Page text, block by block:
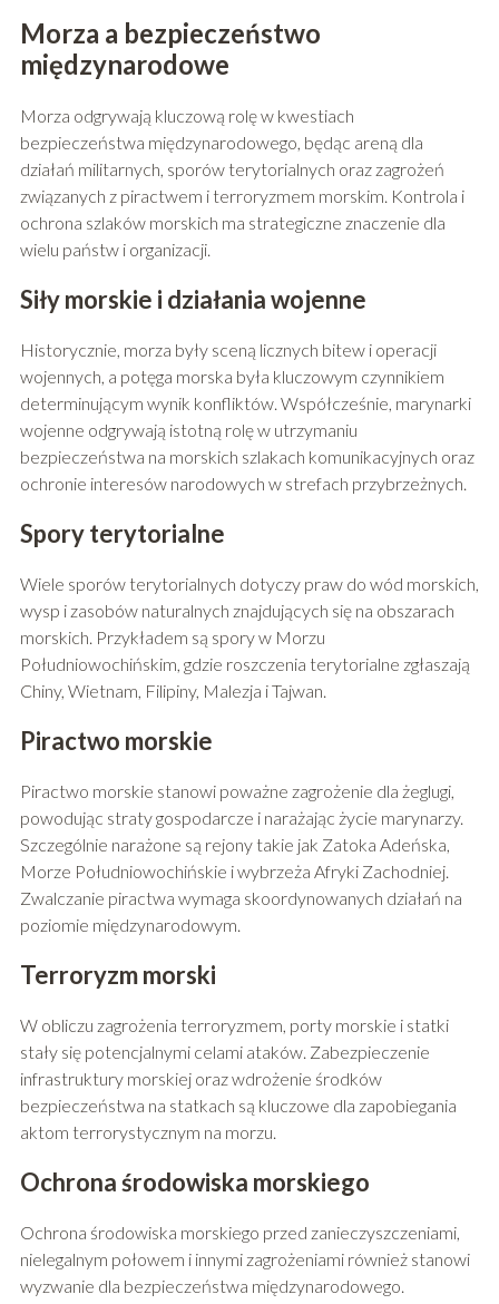
Morza a bezpieczeństwo
międzynarodowe
Morza odgrywają kluczową rolę w kwestiach
bezpieczeństwa międzynarodowego, będąc areną dla
działań militarnych, sporów terytorialnych oraz zagrożeń
związanych z piractwem i terroryzmem morskim. Kontrola i
ochrona szlaków morskich ma strategiczne znaczenie dla
wielu państw i organizacji.
Siły morskie i działania wojenne
Historycznie, morza były sceną licznych bitew i operacji
wojennych, a potęga morska była kluczowym czynnikiem
determinującym wynik konfliktów. Współcześnie, marynarki
wojenne odgrywają istotną rolę w utrzymaniu
bezpieczeństwa na morskich szlakach komunikacyjnych oraz
ochronie interesów narodowych w strefach przybrzeżnych.
Spory terytorialne
Wiele sporów terytorialnych dotyczy praw do wód morskich,
wysp i zasobów naturalnych znajdujących się na obszarach
morskich. Przykładem są spory w Morzu
Południowochińskim, gdzie roszczenia terytorialne zgłaszają
Chiny, Wietnam, Filipiny, Malezja i Tajwan.
Piractwo morskie
Piractwo morskie stanowi poważne zagrożenie dla żeglugi,
powodując straty gospodarcze i narażając życie marynarzy.
Szczególnie narażone są rejony takie jak Zatoka Adeńska,
Morze Południowochińskie i wybrzeża Afryki Zachodniej.
Zwalczanie piractwa wymaga skoordynowanych działań na
poziomie międzynarodowym.
Terroryzm morski
W obliczu zagrożenia terroryzmem, porty morskie i statki
stały się potencjalnymi celami ataków. Zabezpieczenie
infrastruktury morskiej oraz wdrożenie środków
bezpieczeństwa na statkach są kluczowe dla zapobiegania
aktom terrorystycznym na morzu.
Ochrona środowiska morskiego
Ochrona środowiska morskiego przed zanieczyszczeniami,
nielegalnym połowem i innymi zagrożeniami również stanowi
wyzwanie dla bezpieczeństwa międzynarodowego.